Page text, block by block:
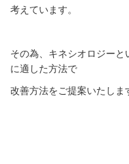
考えています。
その為、キネシオロジー
に適した方法で
改善方法をご提案いたしま